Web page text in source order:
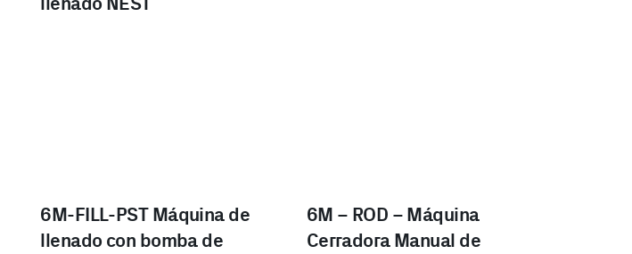
6M-FILL-PST Máquina de
llenado con bomba de
6M – ROD – Máquina
Cerradora Manual de